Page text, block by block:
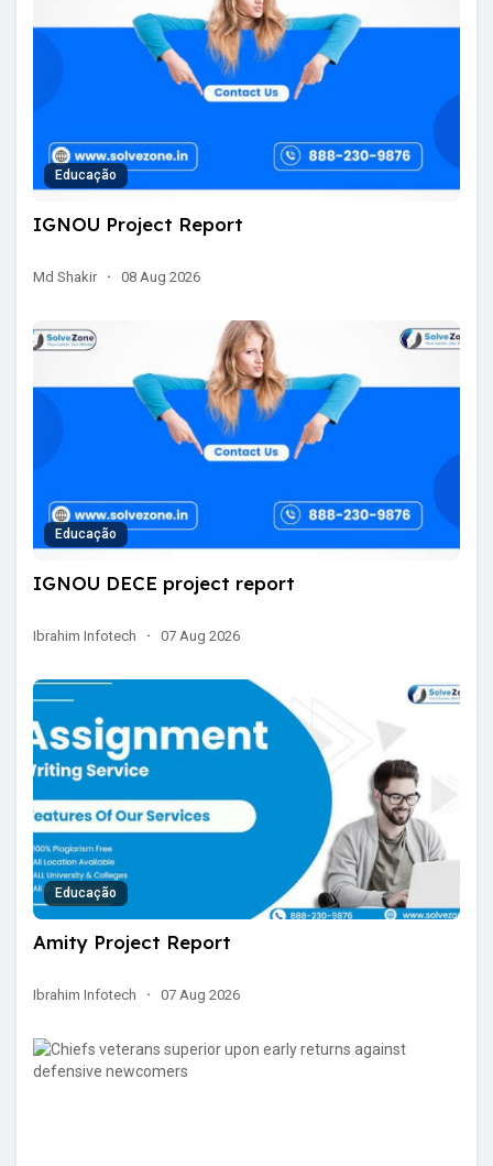
Educação
IGNOU Project Report
Md Shakir · 08 Aug 2026
Educação
IGNOU DECE project report
Ibrahim Infotech · 07 Aug 2026
Educação
Amity Project Report
Ibrahim Infotech · 07 Aug 2026